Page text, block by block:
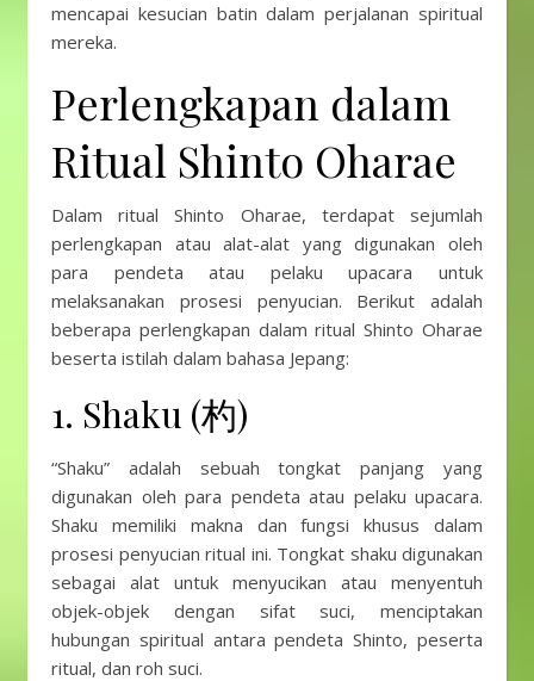
mencapai kesucian batin dalam perjalanan spiritual
mereka.
Perlengkapan dalam
Ritual Shinto Oharae
Dalam ritual Shinto Oharae, terdapat sejumlah
perlengkapan atau alat-alat yang digunakan oleh
para pendeta atau pelaku upacara untuk
melaksanakan prosesi penyucian. Berikut adalah
beberapa perlengkapan dalam ritual Shinto Oharae
beserta istilah dalam bahasa Jepang:
1. Shaku (杓)
“Shaku” adalah sebuah tongkat panjang yang
digunakan oleh para pendeta atau pelaku upacara.
Shaku memiliki makna dan fungsi khusus dalam
prosesi penyucian ritual ini. Tongkat shaku digunakan
sebagai alat untuk menyucikan atau menyentuh
objek-objek dengan sifat suci, menciptakan
hubungan spiritual antara pendeta Shinto, peserta
ritual, dan roh suci.